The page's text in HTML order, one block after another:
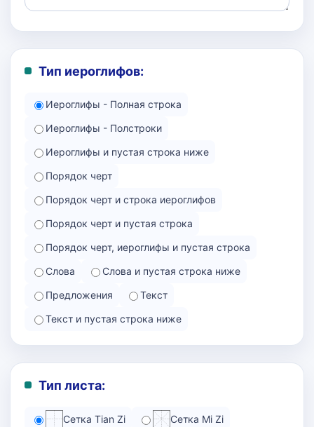
Тип иероглифов:
Иероглифы - Полная строка
Иероглифы - Полстроки
Иероглифы и пустая строка ниже
Порядок черт
Порядок черт и строка иероглифов
Порядок черт и пустая строка
Порядок черт, иероглифы и пустая строка
Слова
Слова и пустая строка ниже
Предложения
Текст
Текст и пустая строка ниже
Тип листа:
Сетка Tian Zi Сетка Mi Zi